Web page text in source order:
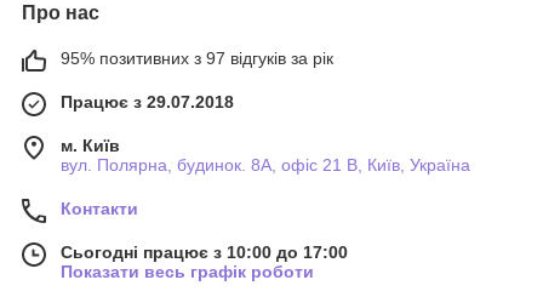
Про нас
95% позитивних з 97 відгуків за рік
Працює з 29.07.2018
м. Київ
вул. Полярна, будинок. 8А, офіс 21 В, Київ, Україна
Контакти
Сьогодні працює з 10:00 до 17:00
Показати весь графік роботи